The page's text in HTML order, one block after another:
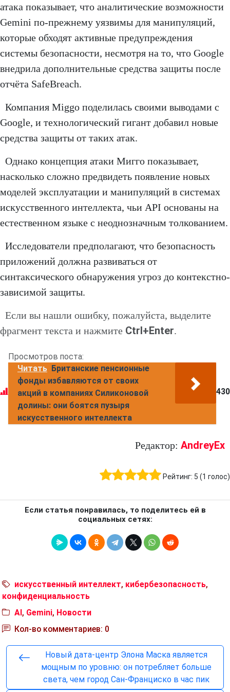
атака показывает, что аналитические возможности
Gemini по-прежнему уязвимы для манипуляций,
которые обходят активные предупреждения
системы безопасности, несмотря на то, что Google
внедрила дополнительные средства защиты после
отчёта SafeBreach.
Компания Miggo поделилась своими выводами с
Google, и технологический гигант добавил новые
средства защиты от таких атак.
Однако концепция атаки Мигго показывает,
насколько сложно предвидеть появление новых
моделей эксплуатации и манипуляций в системах
искусственного интеллекта, чьи API основаны на
естественном языке с неоднозначным толкованием.
Исследователи предполагают, что безопасность
приложений должна развиваться от
синтаксического обнаружения угроз до контекстно-
зависимой защиты.
Если вы нашли ошибку, пожалуйста, выделите
фрагмент текста и нажмите Ctrl+Enter.
Просмотров поста:
Читать Британские пенсионные
фонды избавляются от своих
акций в компаниях Силиконовой
долины: они боятся пузыря
искусственного интеллекта
430
Редактор: AndreyEx
Рейтинг: 5 (1 голос)
Если статья понравилась, то поделитесь ей в
социальных сетях:
искусственный интеллект, кибербезопасность,
конфиденциальность
AI, Gemini, Новости
Кол-во комментариев: 0
Новый дата-центр Элона Маска является
мощным по уровню: он потребляет больше
света, чем город Сан-Франциско в час пик